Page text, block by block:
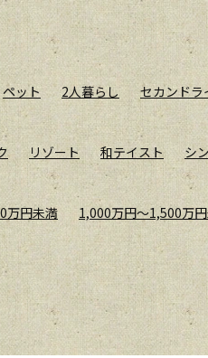
ペット 2人暮らし セカンドラ
リゾート 和テイスト シ
万円未満 1,000万円〜1,500万